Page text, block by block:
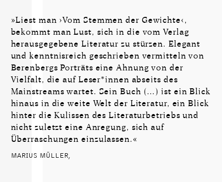
»Liest man ›Vom Stemmen der Gewichte‹,
bekommt man Lust, sich in die vom Verlag
herausgegebene Literatur zu stürzen. Elegant
und kenntnisreich geschrieben vermitteln von
Berenbergs Porträts eine Ahnung von der
Vielfalt, die auf Leser*innen abseits des
Mainstreams wartet. Sein Buch (…) ist ein Blick
hinaus in die weite Welt der Literatur, ein Blick
hinter die Kulissen des Literaturbetriebs und
nicht zuletzt eine Anregung, sich auf
Überraschungen einzulassen.«
MARIUS MÜLLER,